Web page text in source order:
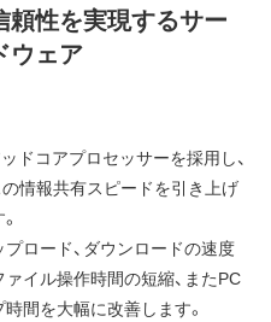
性を実現するサー
ウェア
ドコアプロセッサーを採用し、
情報共有スピードを引き上げ
ロード、ダウンロードの速度
イル操作時間の短縮、またPC
間を大幅に改善します。